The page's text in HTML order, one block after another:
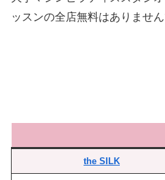
ッスンの全店無料はありません
the SILK